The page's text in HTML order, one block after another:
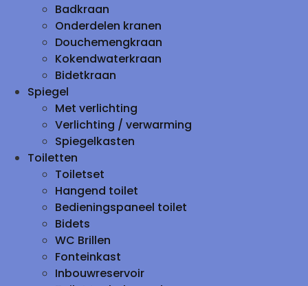
Badkraan
Onderdelen kranen
Douchemengkraan
Kokendwaterkraan
Bidetkraan
Spiegel
Met verlichting
Verlichting / verwarming
Spiegelkasten
Toiletten
Toiletset
Hangend toilet
Bedieningspaneel toilet
Bidets
WC Brillen
Fonteinkast
Inbouwreservoir